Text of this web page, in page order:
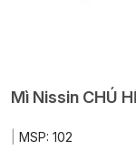
Mì Nissin CHÚ
MSP: 102